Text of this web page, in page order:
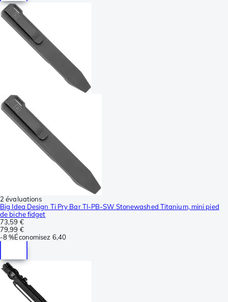
2 évaluations
Big Idea Design Ti Pry Bar TI-PB-SW Stonewashed Titanium, mini pied
de biche fidget
73,59 €
79,99 €
-8 %Économisez 6,40